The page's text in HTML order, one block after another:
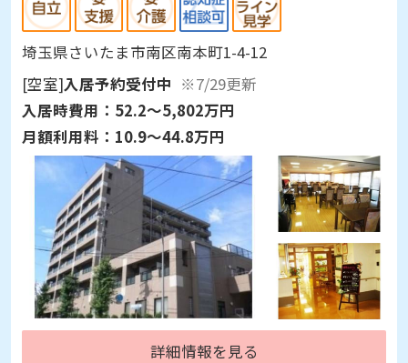
埼玉県さいたま市南区南本町1-4-12
[空室]入居予約受付中 ※7/29更新
入居時費用： 52.2～5,802万円
月額利用料： 10.9～44.8万円
詳細情報を見る